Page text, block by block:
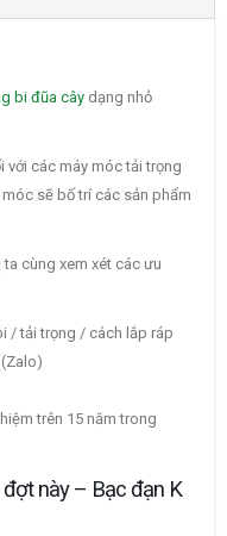
bi đũa cây dạng nhỏ
với các máy móc tải trọng
sẽ bố trí các sản phẩm
cùng xem xét các ưu
/ tải trọng / cách lắp ráp
trên 15 năm trong
này – Bạc đạn K